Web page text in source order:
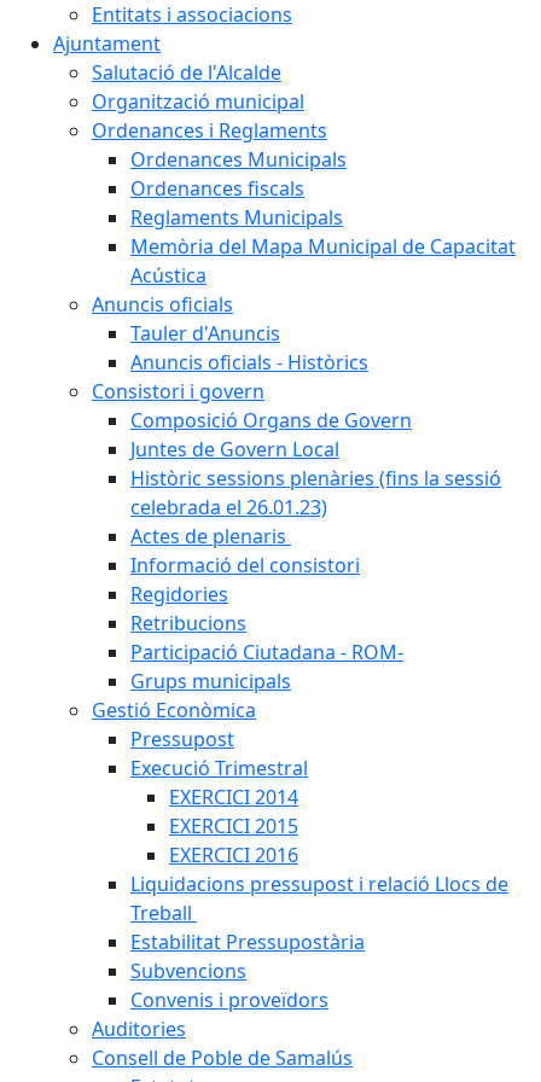
Entitats i associacions
Ajuntament
Salutació de l'Alcalde
Organització municipal
Ordenances i Reglaments
Ordenances Municipals
Ordenances fiscals
Reglaments Municipals
Memòria del Mapa Municipal de Capacitat
Acústica
Anuncis oficials
Tauler d'Anuncis
Anuncis oficials - Històrics
Consistori i govern
Composició Organs de Govern
Juntes de Govern Local
Històric sessions plenàries (fins la sessió
celebrada el 26.01.23)
Actes de plenaris
Informació del consistori
Regidories
Retribucions
Participació Ciutadana - ROM-
Grups municipals
Gestió Econòmica
Pressupost
Execució Trimestral
EXERCICI 2014
EXERCICI 2015
EXERCICI 2016
Liquidacions pressupost i relació Llocs de
Treball
Estabilitat Pressupostària
Subvencions
Convenis i proveïdors
Auditories
Consell de Poble de Samalús